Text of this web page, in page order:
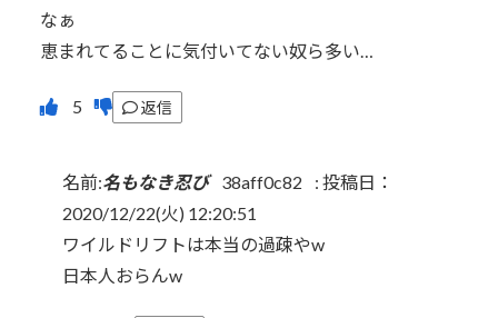
なぁ
恵まれてることに気付いてない奴ら多い…
返信
名前:名もなき忍び 38aff0c82 : 投稿日：
2020/12/22(火) 12:20:51
ワイルドリフトは本当の過疎やw
日本人おらんw